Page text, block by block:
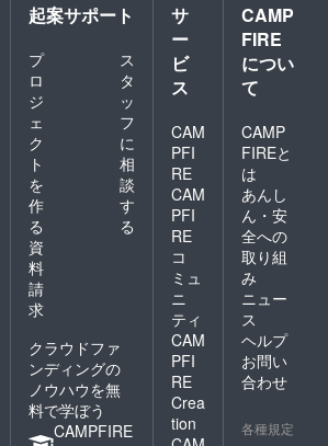
起案サポート
プ
ロ
ジ
ェ
ク
ト
を
作
る
ス
タ
ッ
フ
に
相
談
す
る
資
料
請
求
クラウドファ
ンディングの
ノウハウを無
料で学ぼう
CAMPFIRE
サ
ー
ビ
ス
CAM
PFI
RE
CAM
PFI
RE
コ
ミュ
ニ
ティ
CAM
PFI
RE
Crea
tion
CAMP
FIRE
につい
て
CAMP
FIREと
は
あんし
ん・安
全への
取り組
み
ニュー
ス
ヘルプ
お問い
合わせ
各種規定